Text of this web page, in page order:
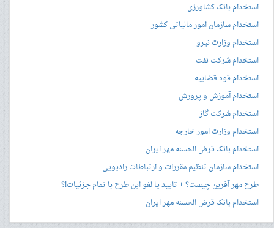
استخدام بانک کشاورزی
استخدام سازمان امور مالیاتی کشور
استخدام وزارت نیرو
استخدام شرکت نفت
استخدام قوه قضاییه
استخدام آموزش و پرورش
استخدام شرکت گاز
استخدام وزارت امور خارجه
استخدام بانک قرض الحسنه مهر ایران
استخدام سازمان تنظیم مقررات و ارتباطات رادیویی
طرح مهر آفرین چیست؟ + تایید یا لغو این طرح با تمام جزئیات!؟
استخدام بانک قرض الحسنه مهر ایران